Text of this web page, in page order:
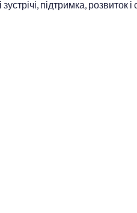
підтримка, розвиток